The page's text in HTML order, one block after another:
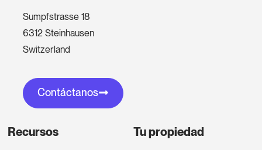
Sumpfstrasse 18
6312 Steinhausen
Switzerland
Contáctanos
Recursos Tu propiedad